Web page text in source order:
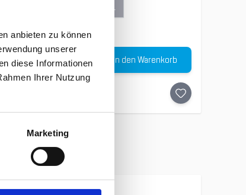
anbieten zu können
unserer
diese Informationen
Ihrer Nutzung
Marketing
XL
Menge In den Warenkorb